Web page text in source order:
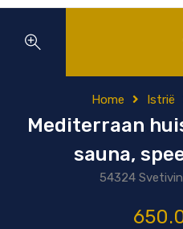
Home Istrië
Mediterraan
sauna,
54324